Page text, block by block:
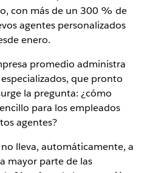
con más de un 300 % de
agentes personalizados
enero.
promedio administra
que pronto
la pregunta: ¿cómo
para los empleados
agentes?
lleva, automáticamente, a
mayor parte de las